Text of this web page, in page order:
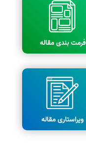
فرمت بندی مقاله
ویراستاری مقاله